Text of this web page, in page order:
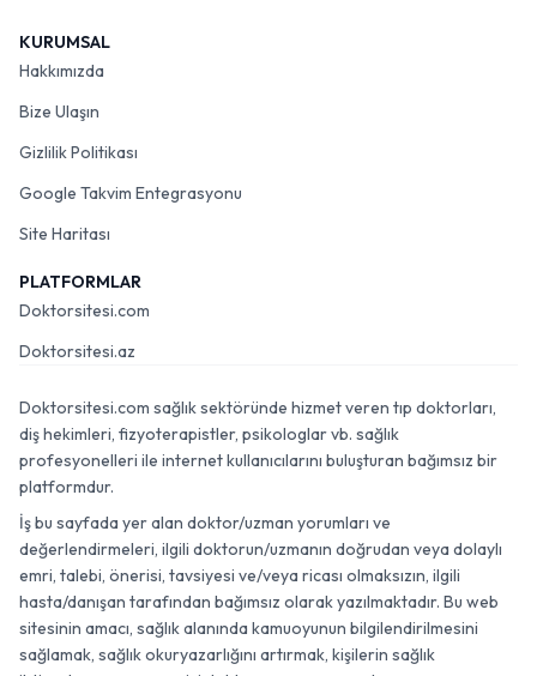
KURUMSAL
Hakkımızda
Bize Ulaşın
Gizlilik Politikası
Google Takvim Entegrasyonu
Site Haritası
PLATFORMLAR
Doktorsitesi.com
Doktorsitesi.az
Doktorsitesi.com sağlık sektöründe hizmet veren tıp doktorları,
diş hekimleri, fizyoterapistler, psikologlar vb. sağlık
profesyonelleri ile internet kullanıcılarını buluşturan bağımsız bir
platformdur.
İş bu sayfada yer alan doktor/uzman yorumları ve
değerlendirmeleri, ilgili doktorun/uzmanın doğrudan veya dolaylı
emri, talebi, önerisi, tavsiyesi ve/veya ricası olmaksızın, ilgili
hasta/danışan tarafından bağımsız olarak yazılmaktadır. Bu web
sitesinin amacı, sağlık alanında kamuoyunun bilgilendirilmesini
sağlamak, sağlık okuryazarlığını artırmak, kişilerin sağlık